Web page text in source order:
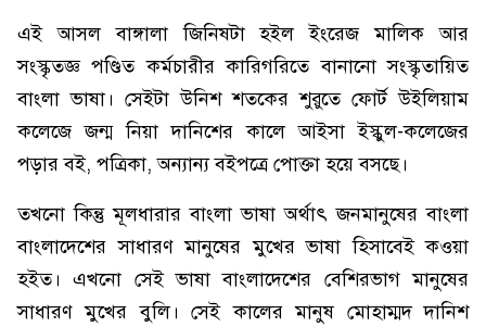
এই আসল বাঙ্গালা জিনিষটা হইল ইংরেজ মালিক আর
সংস্কৃতজ্ঞ পণ্ডিত কর্মচারীর কারিগরিতে বানানো সংস্কৃতায়িত
বাংলা ভাষা। সেইটা উনিশ শতকের শুরুতে ফোর্ট উইলিয়াম
কলেজে জন্ম নিয়া দানিশের কালে আইসা ইস্কুল-কলেজের
পড়ার বই, পত্রিকা, অন্যান্য বইপত্রে পোক্তা হয়ে বসছে।
তখনো কিন্তু মূলধারার বাংলা ভাষা অর্থাৎ জনমানুষের বাংলা
বাংলাদেশের সাধারণ মানুষের মুখের ভাষা হিসাবেই কওয়া
হইত। এখনো সেই ভাষা বাংলাদেশের বেশিরভাগ মানুষের
সাধারণ মুখের বুলি। সেই কালের মানুষ মোহাম্মদ দানিশ